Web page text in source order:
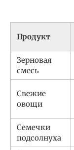
Продукт
Зерновая
смесь
Свежие
овощи
Семечки
подсолнуха